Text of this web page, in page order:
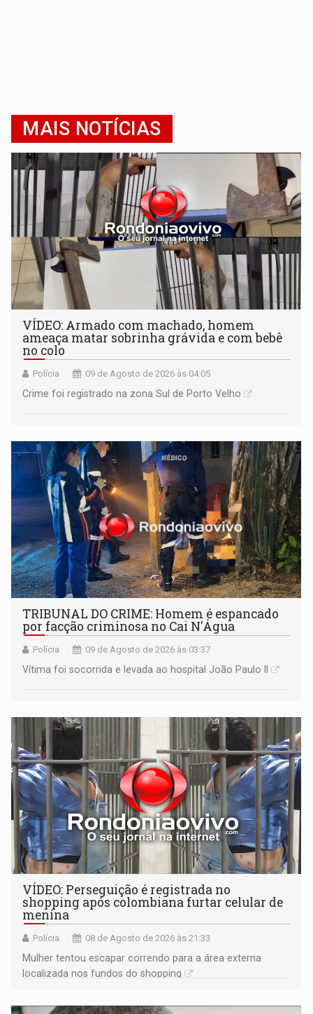
MAIS NOTÍCIAS
VÍDEO: Armado com machado, homem
ameaça matar sobrinha grávida e com bebê
no colo
Polícia 09 de Agosto de 2026 às 04:05
Crime foi registrado na zona Sul de Porto Velho
TRIBUNAL DO CRIME: Homem é espancado
por facção criminosa no Cai N'Água
Polícia 09 de Agosto de 2026 às 03:37
Vítima foi socorrida e levada ao hospital João Paulo II
VÍDEO: Perseguição é registrada no
shopping após colombiana furtar celular de
menina
Polícia 08 de Agosto de 2026 às 21:33
Mulher tentou escapar correndo para a área externa
localizada nos fundos do shopping